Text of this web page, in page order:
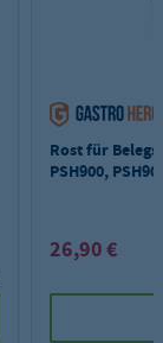
Rost für
PSH900,
26,90 €